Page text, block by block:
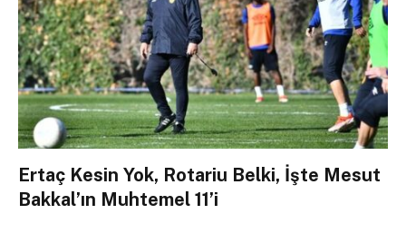
Ertaç Kesin Yok, Rotariu Belki, İşte Mesut
Bakkal’ın Muhtemel 11’i